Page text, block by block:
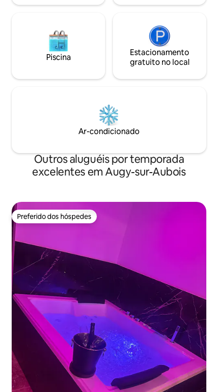
Piscina
Estacionamento
gratuito no local
Ar-condicionado
Outros aluguéis por temporada
excelentes em Augy-sur-Aubois
Preferido dos hóspedes
Preferido dos hóspedes